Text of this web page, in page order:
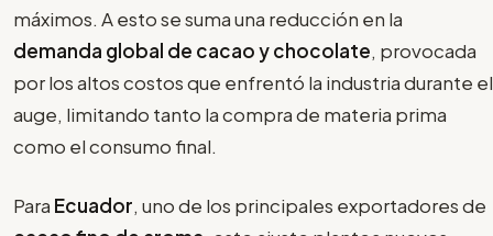
máximos. A esto se suma una reducción en la
demanda global de cacao y chocolate, provocada
por los altos costos que enfrentó la industria durante el
auge, limitando tanto la compra de materia prima
como el consumo final.
Para Ecuador, uno de los principales exportadores de